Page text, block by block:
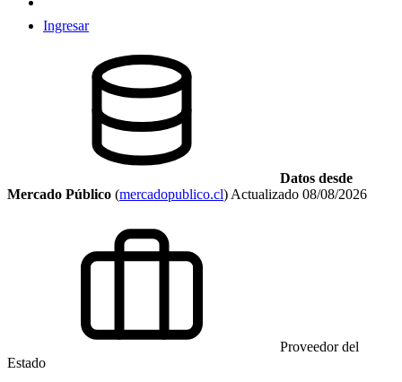
Ingresar
Datos desde
Mercado Público (mercadopublico.cl) Actualizado 08/08/2026
Proveedor del
Estado